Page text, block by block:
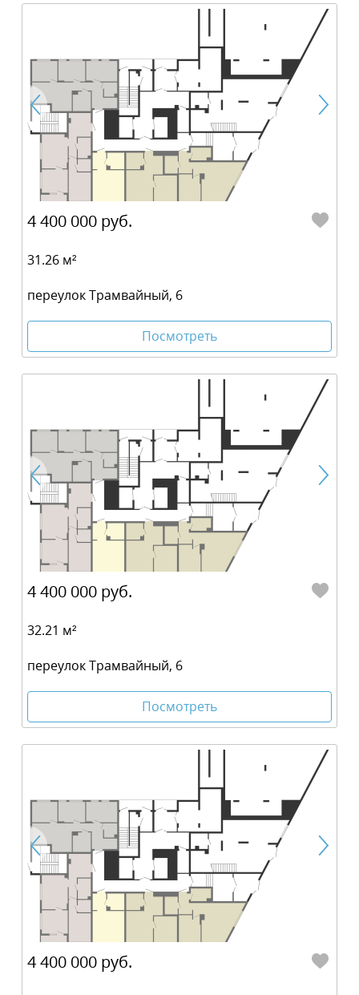
4 400 000 руб.
31.26 м²
переулок Трамвайный, 6
Посмотреть
4 400 000 руб.
32.21 м²
переулок Трамвайный, 6
Посмотреть
4 400 000 руб.